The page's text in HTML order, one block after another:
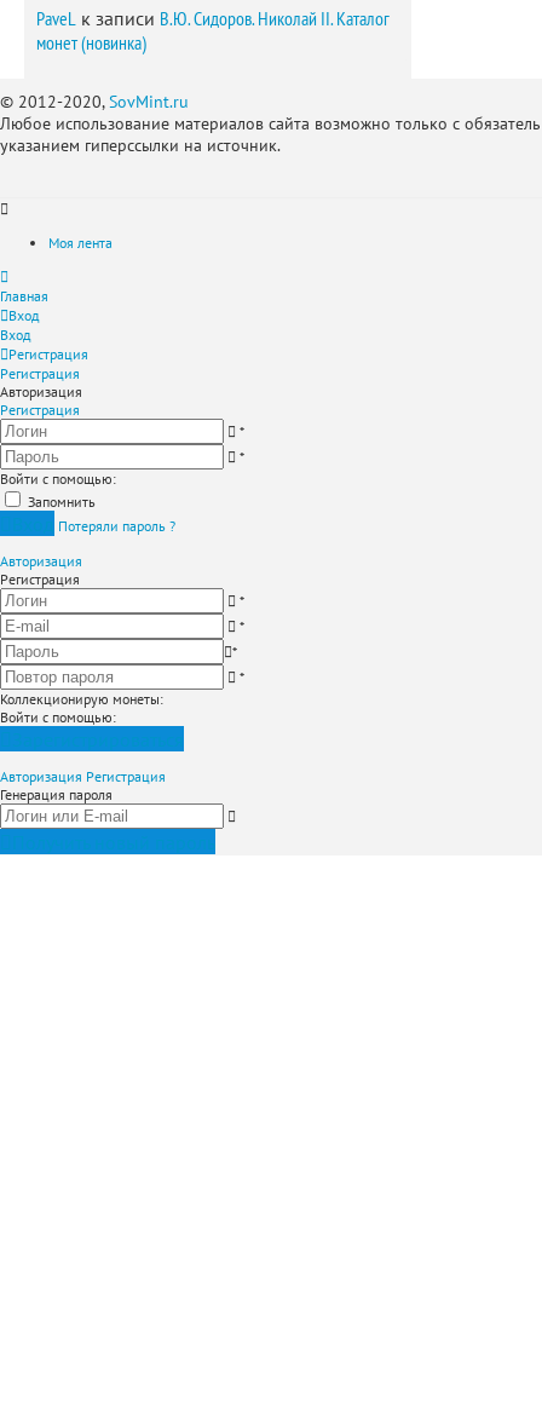
PaveL к записи В.Ю. Сидоров. Николай II. Каталог
монет (новинка)
© 2012-2020,SovMint.ru
Любое использование материалов сайта возможно только с
указанием гиперссылки на источник.
Моя лента
Главная
Вход
Вход
Регистрация
Регистрация
Авторизация
Регистрация
*
*
Войти с помощью:
Запомнить
Потеряли пароль ?
Авторизация
Регистрация
*
*
*
*
Коллекционирую монеты:
Войти с помощью:
Авторизация Регистрация
Генерация пароля